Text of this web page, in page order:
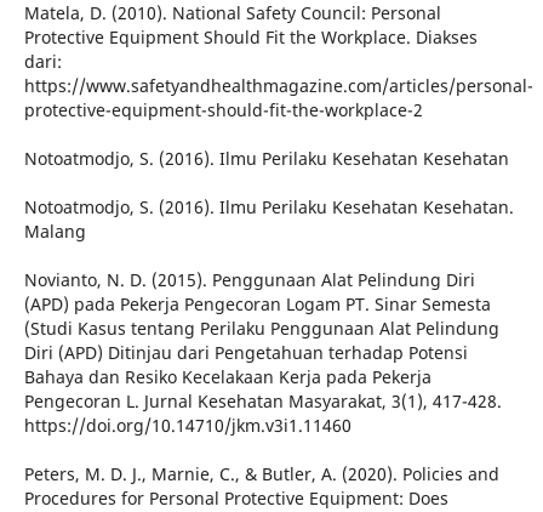
Matela, D. (2010). National Safety Council: Personal
Protective Equipment Should Fit the Workplace. Diakses
dari:
https://www.safetyandhealthmagazine.com/articles/personal-
protective-equipment-should-fit-the-workplace-2
Notoatmodjo, S. (2016). Ilmu Perilaku Kesehatan Kesehatan
Notoatmodjo, S. (2016). Ilmu Perilaku Kesehatan Kesehatan.
Malang
Novianto, N. D. (2015). Penggunaan Alat Pelindung Diri
(APD) pada Pekerja Pengecoran Logam PT. Sinar Semesta
(Studi Kasus tentang Perilaku Penggunaan Alat Pelindung
Diri (APD) Ditinjau dari Pengetahuan terhadap Potensi
Bahaya dan Resiko Kecelakaan Kerja pada Pekerja
Pengecoran L. Jurnal Kesehatan Masyarakat, 3(1), 417-428.
https://doi.org/10.14710/jkm.v3i1.11460
Peters, M. D. J., Marnie, C., & Butler, A. (2020). Policies and
Procedures for Personal Protective Equipment: Does